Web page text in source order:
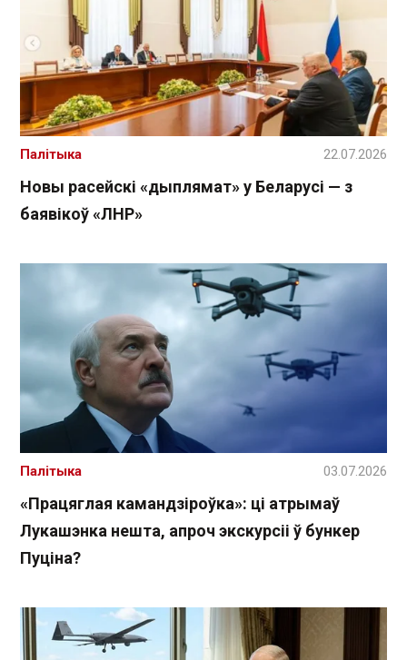
Новы расейскі «дыплямат» у Беларусі — з
баявікоў «ЛНР»
Палітыка 22.07.2026
«Працяглая камандзіроўка»: ці атрымаў
Лукашэнка нешта, апроч экскурсіі ў бункер
Пуціна?
Палітыка 03.07.2026